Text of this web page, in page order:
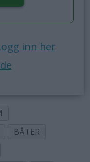
inn her
BÅTER